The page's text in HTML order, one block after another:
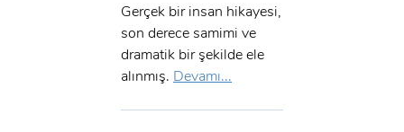
Gerçek bir insan hikayesi,
son derece samimi ve
dramatik bir şekilde ele
alınmış. Devamı...